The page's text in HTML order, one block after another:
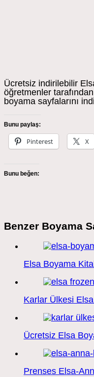
Ücretsiz indirilebilir
öğretmenler
boyama sayfalarını
Bunu paylaş:
Pinterest X
Bunu beğen:
Benzer Boyama
Elsa Boyama
Karlar Ülkesi
Ücretsiz Elsa
Prenses Elsa-